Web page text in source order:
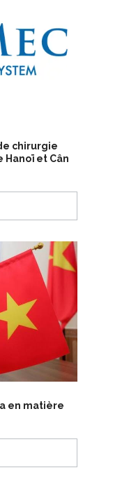
chirurgie
et Cân
en matière